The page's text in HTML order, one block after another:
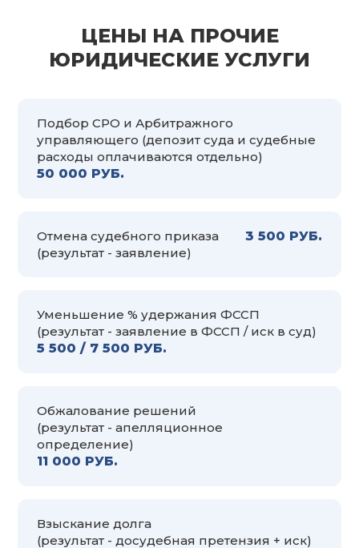
ЦЕНЫ НА ПРОЧИЕ
ЮРИДИЧЕСКИЕ УСЛУГИ
Подбор СРО и Арбитражного
управляющего (депозит суда и судебные
расходы оплачиваются отдельно)
50 000 РУБ.
Отмена судебного приказа
(результат - заявление)
3 500 РУБ.
Уменьшение % удержания ФССП
(результат - заявление в ФССП / иск в суд)
5 500 / 7 500 РУБ.
Обжалование решений
(результат - апелляционное
определение)
11 000 РУБ.
Взыскание долга
(результат - досудебная претензия + иск)